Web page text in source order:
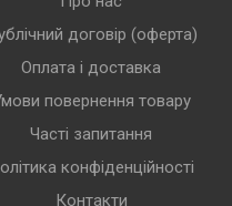
договір (оферта)
Оплата і доставка
повернення товару
Часті запитання
конфіденційності
Контакти